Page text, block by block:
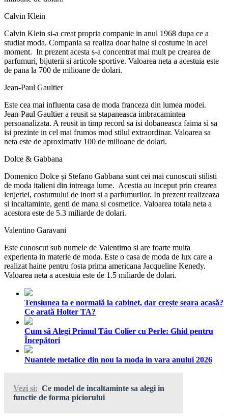
Calvin Klein
Calvin Klein si-a creat propria companie in anul 1968 dupa ce a
studiat moda. Compania sa realiza doar haine si costume in acel
moment. In prezent acesta s-a concentrat mai mult pe crearea de
parfumuri, bijuterii si articole sportive. Valoarea neta a acestuia este
de pana la 700 de milioane de dolari.
Jean-Paul Gaultier
Este cea mai influenta casa de moda franceza din lumea modei.
Jean-Paul Gaultier a reusit sa stapaneasca imbracamintea
persoanalizata. A reusit in timp record sa isi dobaneasca faima si sa
isi prezinte in cel mai frumos mod stilul extraordinar. Valoarea sa
neta este de aproximativ 100 de milioane de dolari.
Dolce & Gabbana
Domenico Dolce și Stefano Gabbana sunt cei mai cunoscuti stilisti
de moda italieni din intreaga lume. Acestia au inceput prin crearea
lenjeriei, costumului de inort si a parfumurilor. In prezent realizeaza
si incaltaminte, genti de mana si cosmetice. Valoarea totala neta a
acestora este de 5.3 miliarde de dolari.
Valentino Garavani
Este cunoscut sub numele de Valentimo si are foarte multa
experienta in materie de moda. Este o casa de moda de lux care a
realizat haine pentru fosta prima americana Jacqueline Kenedy.
Valoarea neta a acestuia este de 1.5 miliarde de dolari.
Tensiunea ta e normală la cabinet, dar crește seara acasă?
Ce arată Holter TA?
Cum să Alegi Primul Tău Colier cu Perle: Ghid pentru
Începători
Nuantele metalice din nou la moda in vara anului 2026
Vezi si: Ce model de incaltaminte sa alegi in
functie de forma piciorului